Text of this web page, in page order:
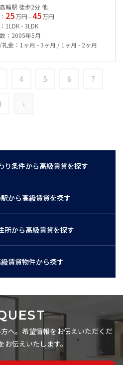
輪駅 徒歩2分 他
25 万円 - 45 万円
1LDK - 3LDK
：2005年5月
金：1ヶ月 - 3ヶ月 / 1ヶ月 - 2ヶ月
4 5 6 7
›
り条件から高級賃貸を探す
から高級賃貸を探す
所から高級賃貸を探す
賃貸物件から探す
へ。希望情報をお伝えいただくだ
お伝えいたします。